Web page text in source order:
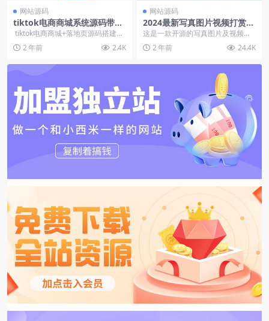
网站源码
tiktok电商商城系统源码带落
地页源码
tiktok电商商城+落地页源码搭建本
软件系统产品使用用途仅限于测
试...2 年前 2.4K
网站源码
2024最新写真图片视频打赏系
统源码全开源无加密完整可用
这是一款开源的写真图片及视频打
赏系统源码，顾名思义他可以做写
真图片打赏站也可以做...
2 年前 24.4K